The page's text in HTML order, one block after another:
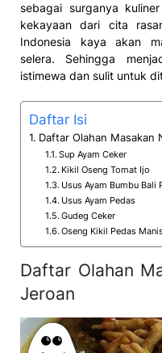
sebagai surganya
kekayaan dari cita
Indonesia kaya akan
selera. Sehingga
istimewa dan sulit untuk
Daftar Isi
Daftar Olahan Masakan
Sup Ayam Ceker
Kikil Oseng Tomat Ijo
Usus Ayam Bumbu Bali
Usus Ayam Pedas
Gudeg Ceker
Oseng Kikil Pedas
Daftar Olahan
Jeroan